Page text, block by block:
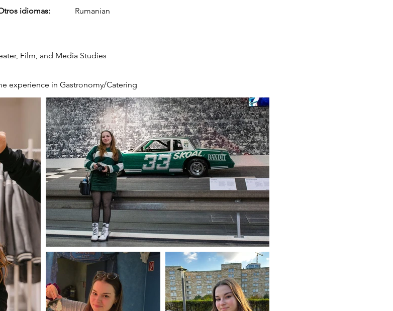
idiomas:
Rumanian
Film, and Media Studies
experience in Gastronomy/Catering